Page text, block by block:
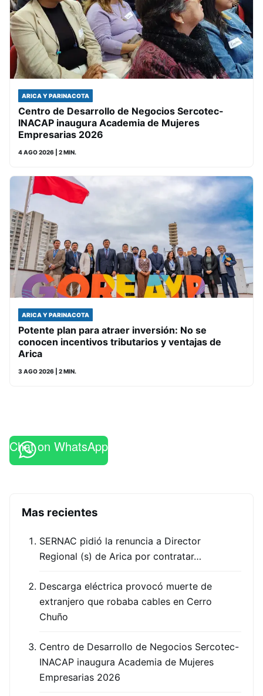
ARICA Y PARINACOTA
Centro de Desarrollo de Negocios Sercotec-
INACAP inaugura Academia de Mujeres
Empresarias 2026
4 AGO 2026 | 2 MIN.
ARICA Y PARINACOTA
Potente plan para atraer inversión: No se
conocen incentivos tributarios y ventajas de
Arica
3 AGO 2026 | 2 MIN.
Chat on WhatsApp
Mas recientes
SERNAC pidió la renuncia a Director
Regional (s) de Arica por contratar…
Descarga eléctrica provocó muerte de
extranjero que robaba cables en Cerro
Chuño
Centro de Desarrollo de Negocios Sercotec-
INACAP inaugura Academia de Mujeres
Empresarias 2026